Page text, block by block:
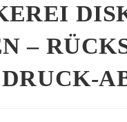
–